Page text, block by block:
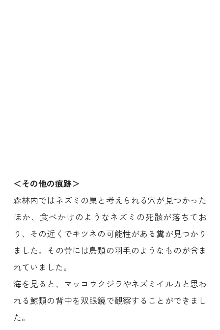
＜その他の痕跡＞
森林内ではネズミの巣と考えられる穴が見つかった
ほか、食べかけのようなネズミの死骸が落ちてお
り、その近くでキツネの可能性がある糞が見つかり
ました。その糞には鳥類の羽毛のようなものが含ま
れていました。
海を見ると、マッコウクジラやネズミイルカと思わ
れる鯨類の背中を双眼鏡で観察することができまし
た。